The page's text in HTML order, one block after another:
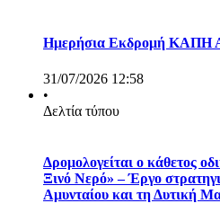
Ημερήσια Εκδρομή ΚΑΠΗ
31/07/2026 12:58
•
Δελτία τύπου
Δρομολογείται ο κάθετος
Ξινό Νερό» – Έργο
Αμυνταίου και τη Δυτική